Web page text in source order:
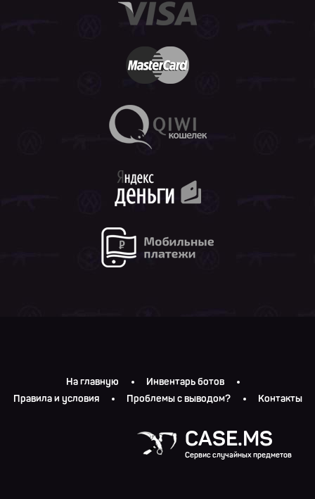
На главную
Инвентарь ботов
Правила и условия
Проблемы с выводом? Контакты
CASE.MS
Сервис случайных предметов